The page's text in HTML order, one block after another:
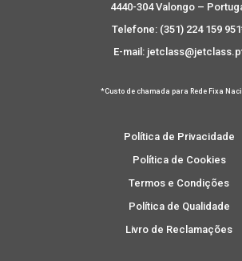
4440-304 Valongo –
Telefone: (351) 224 159
E-mail:
*Custo de chamada para Rede Fixa
Política de Privacidade
Política de Cookies
Termos e Condições
Política de Qualidade
Livro de Reclamações